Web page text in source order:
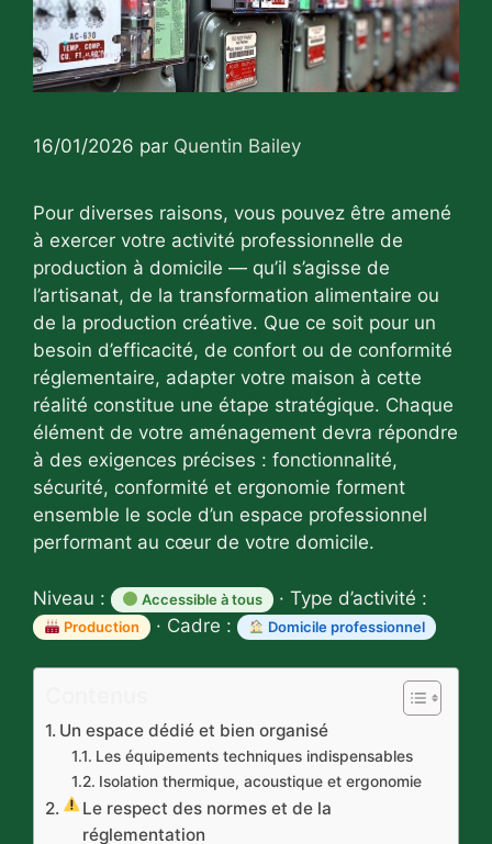
16/01/2026 par Quentin Bailey
Pour diverses raisons, vous pouvez être amené
à exercer votre activité professionnelle de
production à domicile — qu’il s’agisse de
l’artisanat, de la transformation alimentaire ou
de la production créative. Que ce soit pour un
besoin d’efficacité, de confort ou de conformité
réglementaire, adapter votre maison à cette
réalité constitue une étape stratégique. Chaque
élément de votre aménagement devra répondre
à des exigences précises : fonctionnalité,
sécurité, conformité et ergonomie forment
ensemble le socle d’un espace professionnel
performant au cœur de votre domicile.
Niveau : Accessible à tous · Type d’activité :
Production · Cadre : Domicile professionnel
Un espace dédié et bien organisé
Les équipements techniques indispensables
Isolation thermique, acoustique et ergonomie
Le respect des normes et de la
réglementation